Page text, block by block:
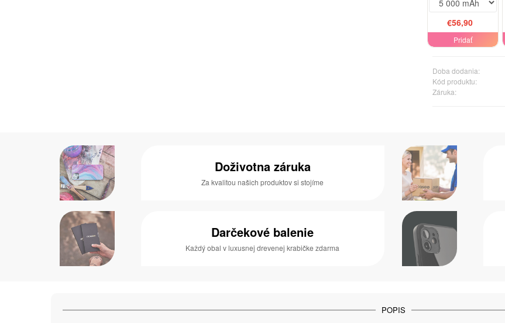
€56,90
Pridať
Doba dodania:
Kód produktu:
Záruka:
Doživotna záruka
Za kvalitou našich produktov si stojíme
Darčekové balenie
Každý obal v luxusnej drevenej krabičke zdarma
POPIS